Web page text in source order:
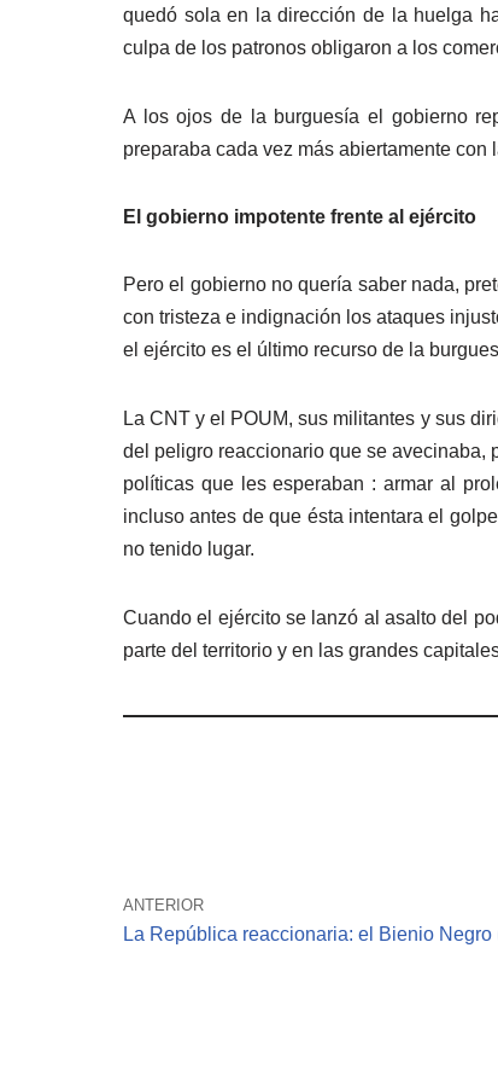
quedó sola en la dirección de la huelga
culpa de los patronos obligaron a los
A los ojos de la burguesía el gobierno
preparaba cada vez más abiertamente
El gobierno impotente frente al ejército
Pero el gobierno no quería saber nada,
con tristeza e indignación los ataques
el ejército es el último recurso de la
La CNT y el POUM, sus militantes y sus
del peligro reaccionario que se avecinaba,
políticas que les esperaban : armar al
incluso antes de que ésta intentara el
no tenido lugar.
Cuando el ejército se lanzó al asalto del
parte del territorio y en las grandes
ANTERIOR
La República reaccionaria: el Bienio Negro